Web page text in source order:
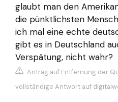
glaubt man den
die pünktlichsten
ich mal eine echte
gibt es in Deutschland
Verspätung, nicht wahr?
Antrag auf Entfernung der
vollständige Antwort auf